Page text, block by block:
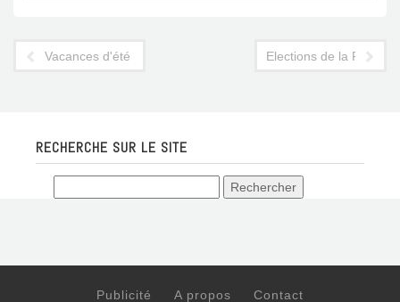
Vacances d'été 2011 : 90% des Français iront ailleurs qu'au
Elections de la FTAV :
RECHERCHE SUR LE SITE
Publicité A propos Contact